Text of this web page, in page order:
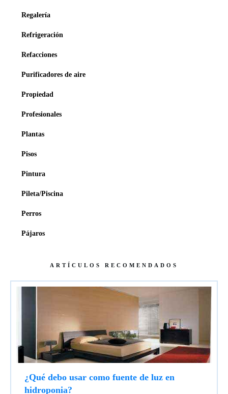
Regalería
Refrigeración
Refacciones
Purificadores de aire
Propiedad
Profesionales
Plantas
Pisos
Pintura
Pileta/Piscina
Perros
Pájaros
ARTÍCULOS RECOMENDADOS
¿Qué debo usar como fuente de luz en
hidroponia?